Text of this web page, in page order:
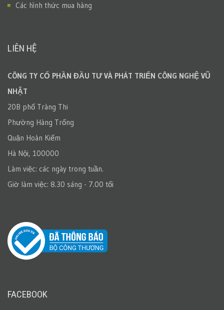
Các hình thức mua hàng
LIÊN HỆ
CÔNG TY CỔ PHẦN ĐẦU TƯ VÀ PHÁT TRIỂN CÔNG NGHỆ VŨ
NHẬT
20B phố Tràng Thi
Phường Hàng Trống
Quận Hoàn Kiếm
Hà Nội, 100000
Làm việc: các ngày trong tuần.
Giờ làm việc: 8.30 sáng - 7.00 tối
FACEBOOK